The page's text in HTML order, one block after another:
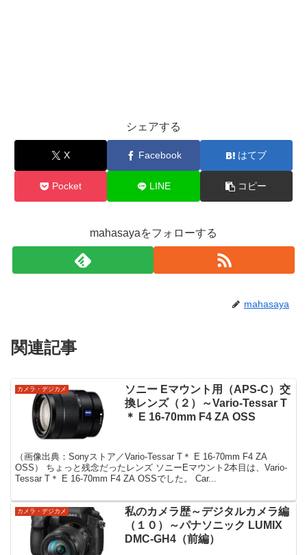
シェアする
X Facebook はてブ
Pocket LINE コピー
mahasayaをフォローする
mahasaya
関連記事
カメラ・デジカメ
ソニー Eマウント用（APS-C）交
換レンズ（２）～Vario-Tessar T
＊ E 16-70mm F4 ZA OSS
（画像出典：Sonyストア／Vario-Tessar T＊ E 16-70mm F4 ZA
OSS） ちょっと残念だったレンズ ソニーEマウント2本目は、Vario-
Tessar T＊ E 16-70mm F4 ZA OSSでした。 Car...
カメラ・デジカメ
私のカメラ歴～デジタルカメラ編
（１０）～パナソニック LUMIX
DMC-GH4（前編）